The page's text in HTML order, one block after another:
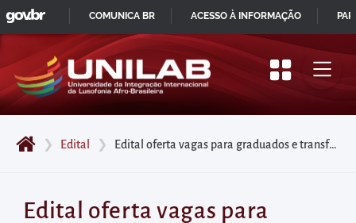
Pular
para
início
do
principal
Acessar
❯ Edital ❯ Edital oferta vagas para graduados e transferidos de outras instituições de ensino superior – Ceará e Bahia (SISURE 2020.2)
Edital oferta vagas para
IR
PARA
CONTEÚDO
GOVBR
COMUNICA BR ACESSO À INFORMAÇÃO